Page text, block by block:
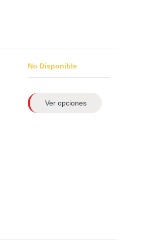
No Disponible
Ver opciones